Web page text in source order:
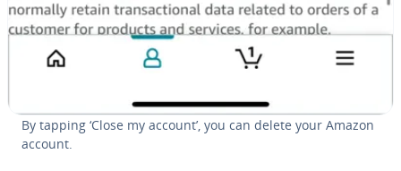
By tapping ‘Close my account’, you can delete your Amazon
account.